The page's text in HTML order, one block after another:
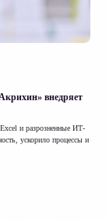
внедряет
и разрозненные ИТ-
ускорило процессы и